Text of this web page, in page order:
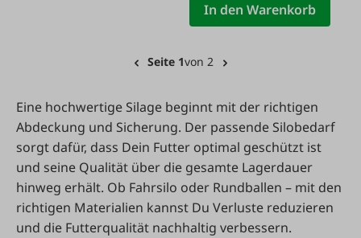
In den Warenkorb
Seite 1von 2
Eine hochwertige Silage beginnt mit der richtigen
Abdeckung und Sicherung. Der passende Silobedarf
sorgt dafür, dass Dein Futter optimal geschützt ist
und seine Qualität über die gesamte Lagerdauer
hinweg erhält. Ob Fahrsilo oder Rundballen – mit den
richtigen Materialien kannst Du Verluste reduzieren
und die Futterqualität nachhaltig verbessern.